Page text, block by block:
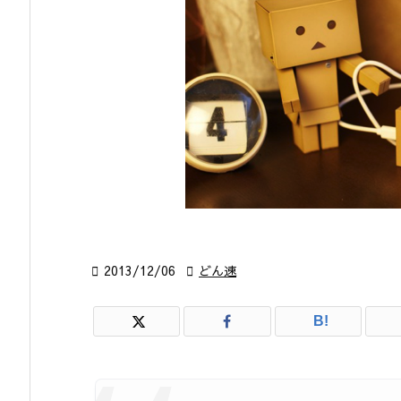
 2013/12/06  どん速
B!